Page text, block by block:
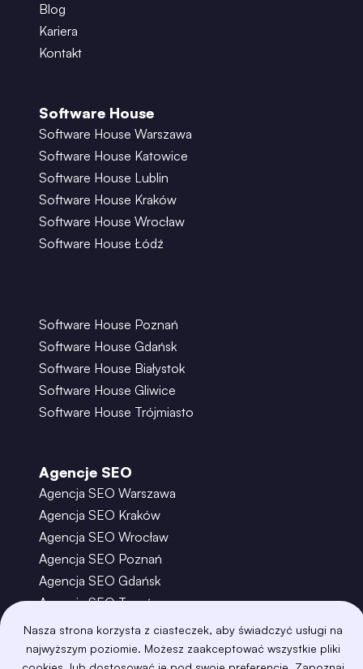
Nasza strona korzysta z ciasteczek, aby świadczyć usługi na
najwyższym poziomie. Możesz zaakceptować wszystkie pliki
Blog
Kariera
Kontakt
Software House
Software House Warszawa
Software House Katowice
Software House Lublin
Software House Kraków
Software House Wrocław
Software House Łódź
Software House Poznań
Software House Gdańsk
Software House Białystok
Software House Gliwice
Software House Trójmiasto
Agencje SEO
Agencja SEO Warszawa
Agencja SEO Kraków
Agencja SEO Wrocław
Agencja SEO Poznań
Agencja SEO Gdańsk
Agencja SEO Toruń
© 2026 – Boring Owl – Software House Warszawa